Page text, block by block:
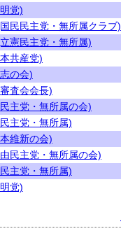
党)
民民主党・無所属クラブ)
憲民主党・無所属)
共産党)
の会)
査会会長)
主党・無所属の会)
主党・無所属)
維新の会)
民主党・無所属の会)
主党・無所属)
党)